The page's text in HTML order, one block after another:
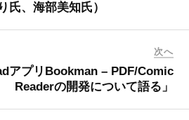
氏、海部美知氏）
次へ
アプリBookman – PDF/Comic
Readerの開発について語る」